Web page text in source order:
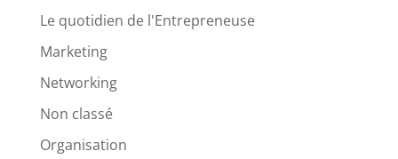
Le quotidien de l'Entrepreneuse
Marketing
Networking
Non classé
Organisation